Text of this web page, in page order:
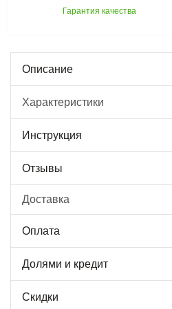
Гарантия качества
Описание
Характеристики
Инструкция
Отзывы
Доставка
Оплата
Долями и кредит
Скидки